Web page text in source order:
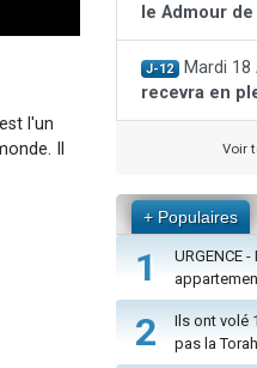
l'un
Il
le Admour
J-12 Mardi 18
recevra en
Voir
+ Populaires
1
URGENCE
2
Ils ont volé
pas la Torah